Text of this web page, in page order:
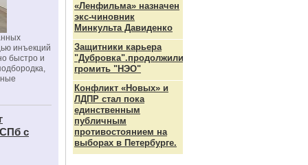
инъекций
быстро и
с
«Ленфильма» назначен
экс-чиновник
Минкульта Давиденко
Защитники карьера
"Дубровка".продолжили
громить "НЭО"
Конфликт «Новых» и
ЛДПР стал пока
единственным
публичным
противостоянием на
выборах в Петербурге.